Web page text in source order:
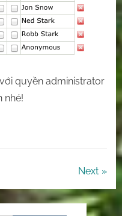
this
one.
quyền administrator
nhé!
Next